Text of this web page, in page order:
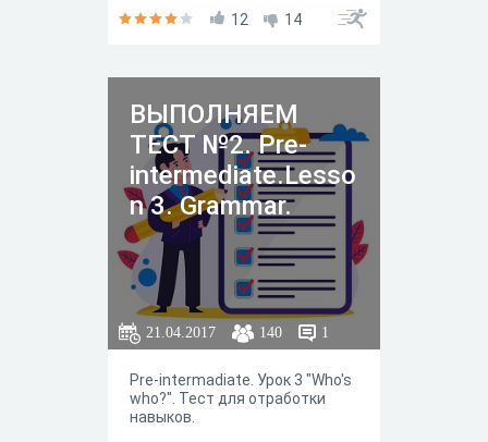
12 14
ВЫПОЛНЯЕМ
ТЕСТ №2. Pre-
intermediate.Lesso
n 3. Grammar.
21.04.2017 140 1
Pre-intermadiate. Урок 3 "Who's
who?". Тест для отработки
навыков.